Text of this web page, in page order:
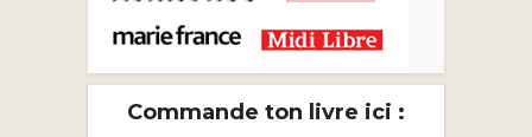
Commande ton livre ici :